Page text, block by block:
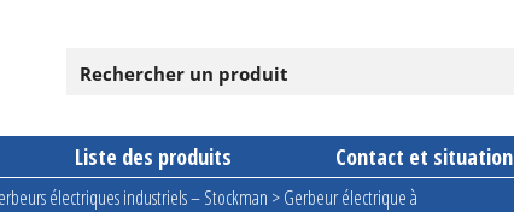
Liste des produits Contact et situation
électriques industriels – Stockman >Gerbeur électrique à